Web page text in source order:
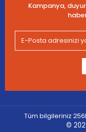
Kampanya,
Tüm bilgileriniz
©